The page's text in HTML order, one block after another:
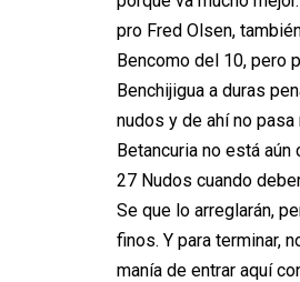
pro Fred Olsen,
Bencomo del 10, pero
Benchijigua a duras
nudos y de ahí no
Betancuria no está
27 Nudos cuando
Se que lo arreglarán,
finos. Y para terminar,
manía de entrar aquí